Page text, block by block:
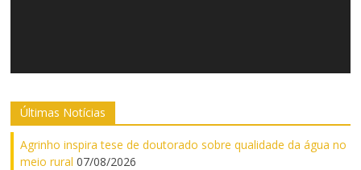
Últimas Notícias
Agrinho inspira tese de doutorado sobre qualidade da água no
meio rural 07/08/2026